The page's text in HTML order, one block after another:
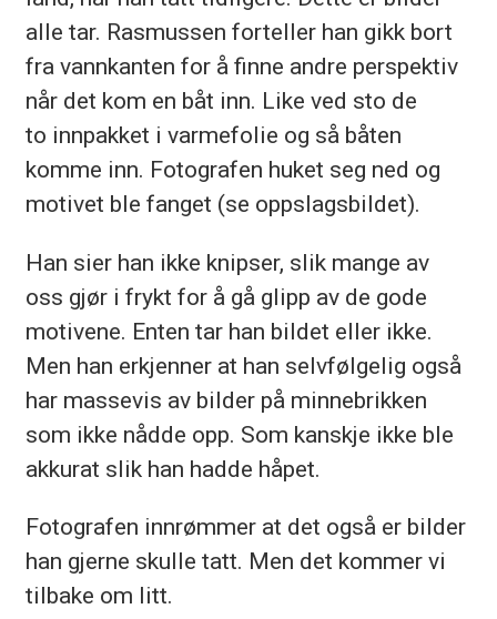
alle tar. Rasmussen forteller han gikk bort
fra vannkanten for å finne andre perspektiv
når det kom en båt inn. Like ved sto de
to innpakket i varmefolie og så båten
komme inn. Fotografen huket seg ned og
motivet ble fanget (se oppslagsbildet).
Han sier han ikke knipser, slik mange av
oss gjør i frykt for å gå glipp av de gode
motivene. Enten tar han bildet eller ikke.
Men han erkjenner at han selvfølgelig også
har massevis av bilder på minnebrikken
som ikke nådde opp. Som kanskje ikke ble
akkurat slik han hadde håpet.
Fotografen innrømmer at det også er bilder
han gjerne skulle tatt. Men det kommer vi
tilbake om litt.